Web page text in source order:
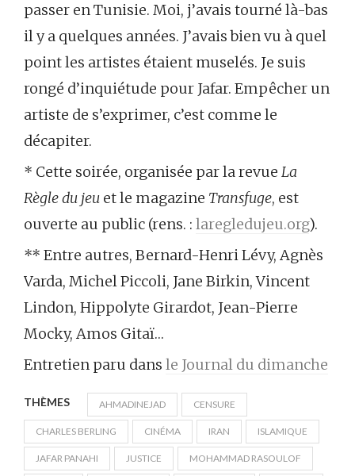
passer en Tunisie. Moi, j’avais tourné là-bas
il y a quelques années. J’avais bien vu à quel
point les artistes étaient muselés. Je suis
rongé d’inquiétude pour Jafar. Empêcher un
artiste de s’exprimer, c’est comme le
décapiter.
* Cette soirée, organisée par la revue La
Règle du jeu et le magazine Transfuge, est
ouverte au public (rens. : laregledujeu.org).
** Entre autres, Bernard-Henri Lévy, Agnès
Varda, Michel Piccoli, Jane Birkin, Vincent
Lindon, Hippolyte Girardot, Jean-Pierre
Mocky, Amos Gitaï…
Entretien paru dans le Journal du dimanche
THÈMES AHMADINEJAD CENSURE
CHARLES BERLING CINÉMA IRAN ISLAMIQUE
JAFAR PANAHI JUSTICE MOHAMMAD RASOULOF